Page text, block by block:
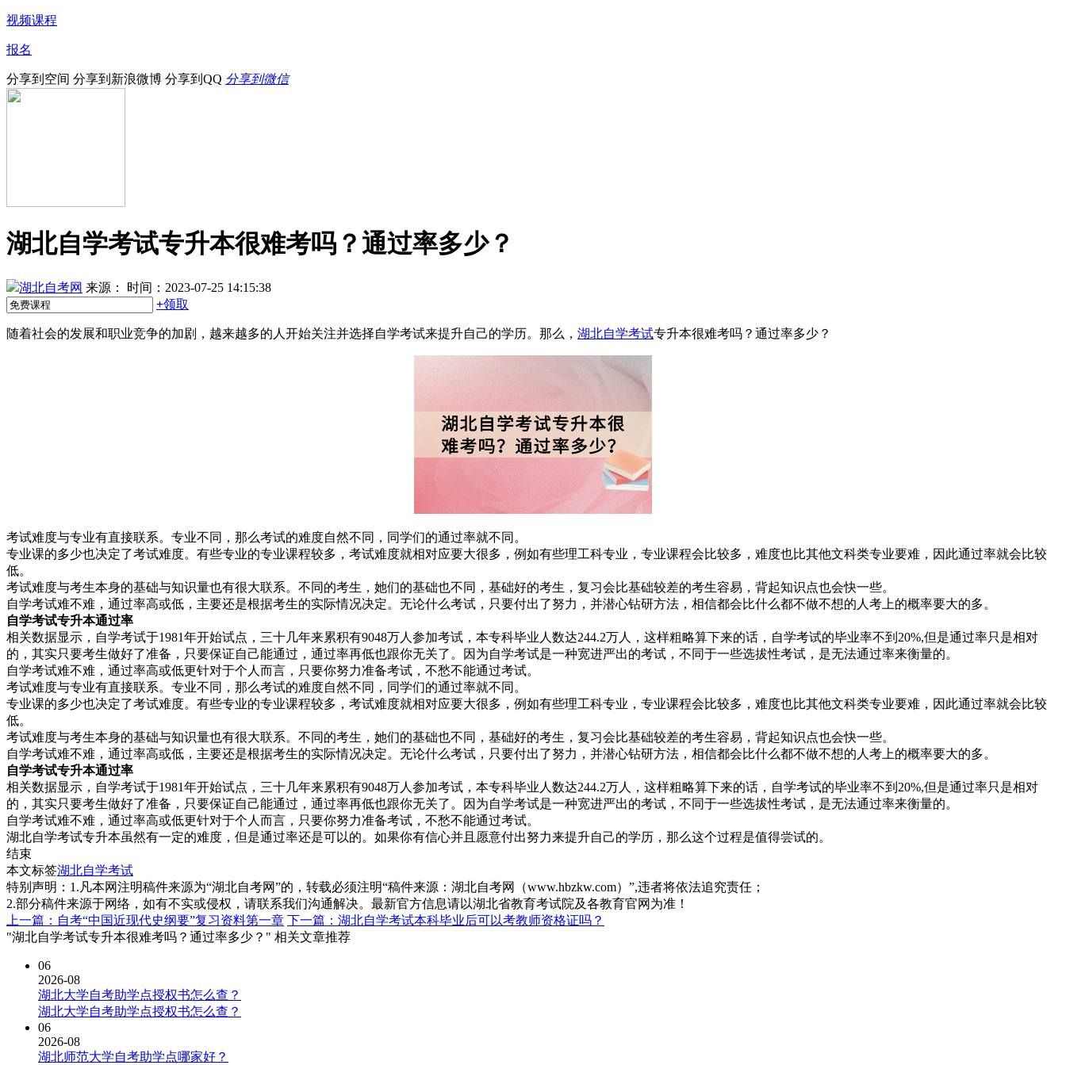
视频课程
报名
分享到空间 分享到新浪微博 分享到QQ 分享到微信
湖北自学考试专升本很难考吗？通过率多少？
湖北自考网 来源：
时间：2023-07-25 14:15:38
+领取
随着社会的发展和职业竞争的加剧，越来越多的人开始关注并选择自学考试来提升自己的学历。那么， 湖北自学考试专升本很难考吗？通过率多少？
考试难度与专业有直接联系。专业不同，那么考试的难度自然不同，同学们的通过率就不同。
专业课的多少也决定了考试难度。有些专业的专业课程较多，考试难度就相对应要大很多，例如有些理工科专业，专业课程会比较多，难度也比其他文科类专业要难，因此通过率就会比较
低。
考试难度与考生本身的基础与知识量也有很大联系。不同的考生，她们的基础也不同，基础好的考生，复习会比基础较差的考生容易，背起知识点也会快一些。
自学考试难不难，通过率高或低，主要还是根据考生的实际情况决定。无论什么考试，只要付出了努力，并潜心钻研方法，相信都会比什么都不做不想的人考上的概率要大的多。
自学考试专升本通过率
相关数据显示，自学考试于1981年开始试点，三十几年来累积有9048万人参加考试，本专科毕业人数达244.2万人，这样粗略算下来的话，自学考试的毕业率不到20%,但是通过率只是相对
的，其实只要考生做好了准备，只要保证自己能通过，通过率再低也跟你无关了。因为自学考试是一种宽进严出的考试，不同于一些选拔性考试，是无法通过率来衡量的。
自学考试难不难，通过率高或低更针对于个人而言，只要你努力准备考试，不愁不能通过考试。
考试难度与专业有直接联系。专业不同，那么考试的难度自然不同，同学们的通过率就不同。
专业课的多少也决定了考试难度。有些专业的专业课程较多，考试难度就相对应要大很多，例如有些理工科专业，专业课程会比较多，难度也比其他文科类专业要难，因此通过率就会比较
低。
考试难度与考生本身的基础与知识量也有很大联系。不同的考生，她们的基础也不同，基础好的考生，复习会比基础较差的考生容易，背起知识点也会快一些。
自学考试难不难，通过率高或低，主要还是根据考生的实际情况决定。无论什么考试，只要付出了努力，并潜心钻研方法，相信都会比什么都不做不想的人考上的概率要大的多。
自学考试专升本通过率
相关数据显示，自学考试于1981年开始试点，三十几年来累积有9048万人参加考试，本专科毕业人数达244.2万人，这样粗略算下来的话，自学考试的毕业率不到20%,但是通过率只是相对
的，其实只要考生做好了准备，只要保证自己能通过，通过率再低也跟你无关了。因为自学考试是一种宽进严出的考试，不同于一些选拔性考试，是无法通过率来衡量的。
自学考试难不难，通过率高或低更针对于个人而言，只要你努力准备考试，不愁不能通过考试。
湖北自学考试专升本虽然有一定的难度，但是通过率还是可以的。如果你有信心并且愿意付出努力来提升自己的学历，那么这个过程是值得尝试的。
结束
本文标签湖北自学考试
特别声明：1.凡本网注明稿件来源为“湖北自考网”的，转载必须注明“稿件来源：湖北自考网（www.hbzkw.com）”,违者将依法追究责任；
2.部分稿件来源于网络，如有不实或侵权，请联系我们沟通解决。最新官方信息请以湖北省教育考试院及各教育官网为准！
上一篇：自考“中国近现代史纲要”复习资料第一章 下一篇：湖北自学考试本科毕业后可以考教师资格证吗？
"湖北自学考试专升本很难考吗？通过率多少？" 相关文章推荐
06
2026-08
湖北大学自考助学点授权书怎么查？
湖北大学自考助学点授权书怎么查？
06
2026-08
湖北师范大学自考助学点哪家好？